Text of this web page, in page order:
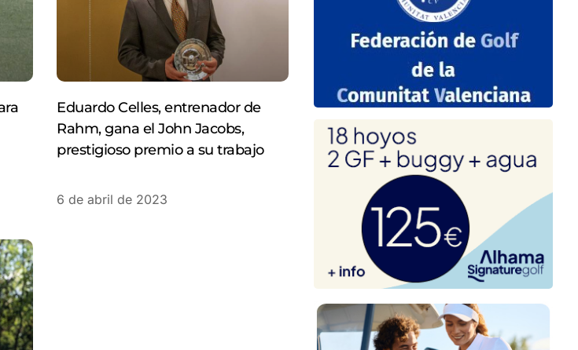
Eduardo Celles, entrenador de
Rahm, gana el John Jacobs,
prestigioso premio a su trabajo
6 de abril de 2023